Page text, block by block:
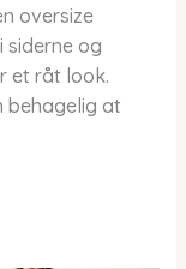
oversize
siderne og
et råt look.
behagelig at